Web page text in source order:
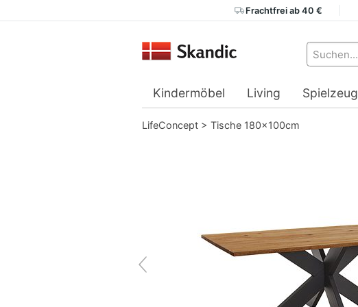
Frachtfrei ab 40 €
Kindermöbel Living Spielzeug
LifeConcept > Tische 180x100cm